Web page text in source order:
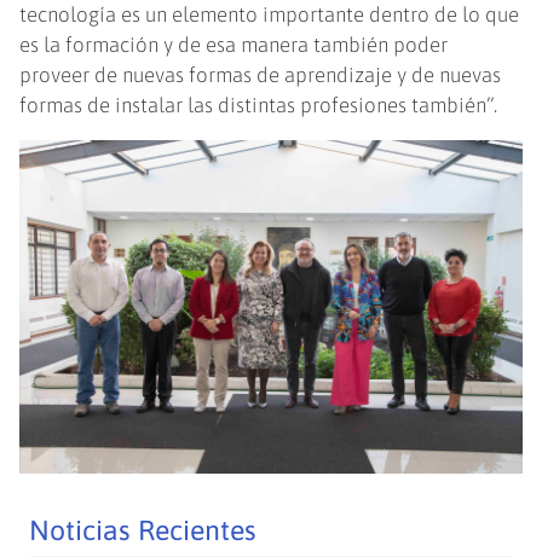
tecnología es un elemento importante dentro de lo que
es la formación y de esa manera también poder
proveer de nuevas formas de aprendizaje y de nuevas
formas de instalar las distintas profesiones también”.
Noticias Recientes